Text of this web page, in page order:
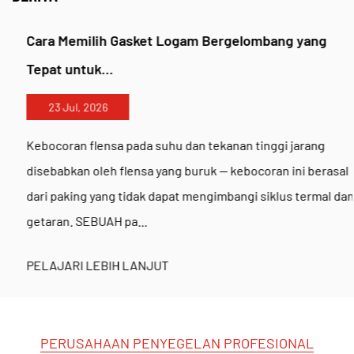
klasifikasi CCS dan passed thetes CiTuntuk
perlindungan lingkungan, serta uji bukan logam
nasional. Sebagai perusahaan teknologi penyegelan
komprehensif besar yang mengkhususkan diri pada
gasket bebas asbes ramah lingkungan dan bahan
karet khusus, kami telah mempertahankan sistem
manajemen kualitas yang lengkap sejak kawasan
ini memastikan produk kami memenuhi persyaratan
Cara Memilih Gasket Logam Bergelombang yang
Tepat untuk...
23 Jul, 2026
Kebocoran flensa pada suhu dan tekanan tinggi jarang
disebabkan oleh flensa yang buruk — kebocoran ini berasal
dari paking yang tidak dapat mengimbangi siklus termal dan
getaran. SEBUAH pa...
PELAJARI LEBIH LANJUT
PERUSAHAAN PENYEGELAN PROFESIONAL